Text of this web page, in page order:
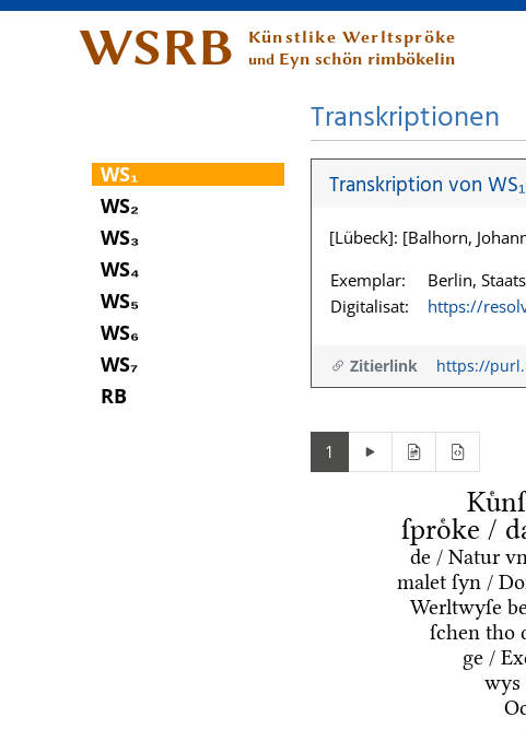
WSRB Künstlike Werltspröke
und Eyn schön rimbökelin
WS₁
WS₂
WS₃
WS₄
WS₅
WS₆
WS₇
RB
Transkriptionen
Transkription von
[Lübeck]: [Balhorn,
Exemplar:
Berlin,
Digitalisat:
https://
Zitierlink https://
1
ſproͤke /
de / Natur
malet ſyn /
Werltwyſe
ſchen tho
ge /
wys